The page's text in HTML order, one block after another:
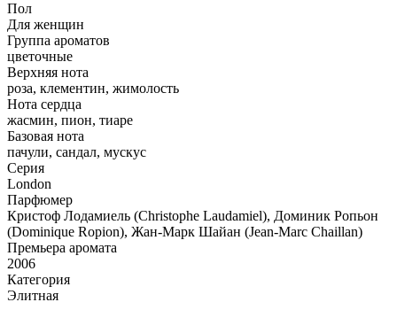
Пол
Для женщин
Группа ароматов
цветочные
Верхняя нота
роза, клементин, жимолость
Нота сердца
жасмин, пион, тиаре
Базовая нота
пачули, сандал, мускус
Серия
London
Парфюмер
Кристоф Лодамиель (Christophe Laudamiel), Доминик Ропьон
(Dominique Ropion), Жан-Марк Шайан (Jean-Marc Chaillan)
Премьера аромата
2006
Категория
Элитная